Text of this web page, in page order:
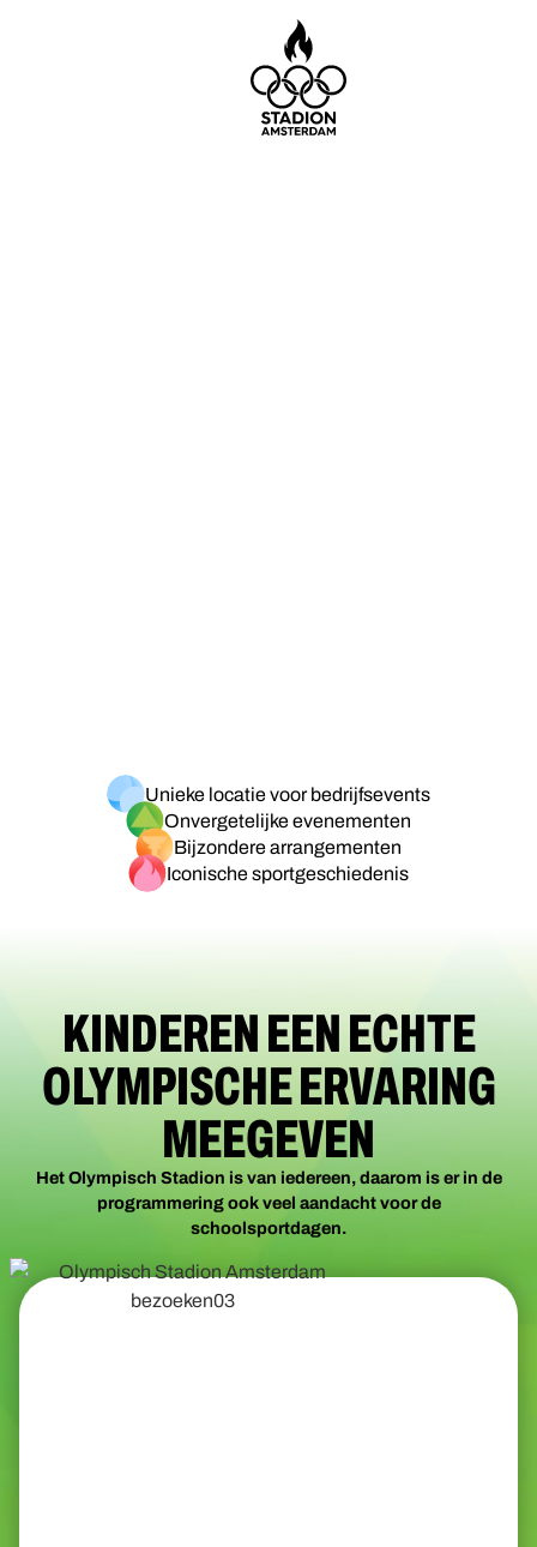
Unieke locatie voor bedrijfsevents
Onvergetelijke evenementen
Bijzondere arrangementen
Iconische sportgeschiedenis
KINDEREN EEN ECHTE
OLYMPISCHE ERVARING
MEEGEVEN
Het Olympisch Stadion is van iedereen, daarom is er in de
programmering ook veel aandacht voor de
schoolsportdagen.